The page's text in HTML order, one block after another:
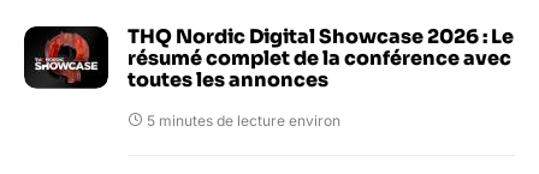
THQ Nordic Digital Showcase 2026 : Le
résumé complet de la conférence avec
toutes les annonces
5 minutes de lecture environ